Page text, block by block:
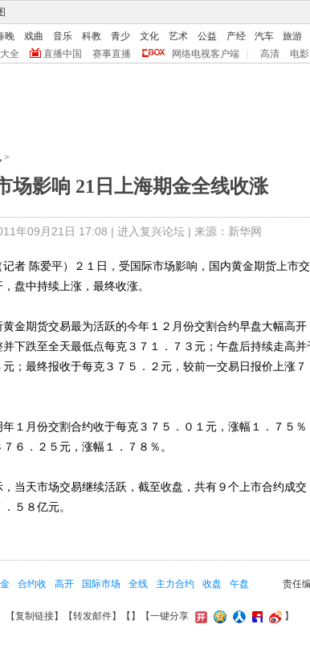
晚 戏曲 音乐 科教 青少 文化 艺术 公益 产经 汽车 旅游
全 直播中国 赛事直播 网络电视客户端 高清 电影
>
场影响 21日上海期金全线收涨
年09月21日 17:08 | 进入复兴论坛| 来源：新华网
陈爱平）２１日，受国际市场影响，国内黄金期货上市
盘中持续上涨，最终收涨。
期货交易最为活跃的今年１２月份交割合约早盘大幅高开
下跌至全天最低点每克３７１．７３元；午盘后持续走高并
；最终报收于每克３７５．２元，较前一交易日报价上涨７
月份交割合约收于每克３７５．０１元，涨幅１．７５％
６．２５元，涨幅１．７８％。
天市场交易继续活跃，截至收盘，共有９个上市合约成交
５８亿元。
责任
合约收 高开 国际市场 全线 主力合约 收盘 午盘
【复制链接】【转发邮件】【 】 【一键分享 】